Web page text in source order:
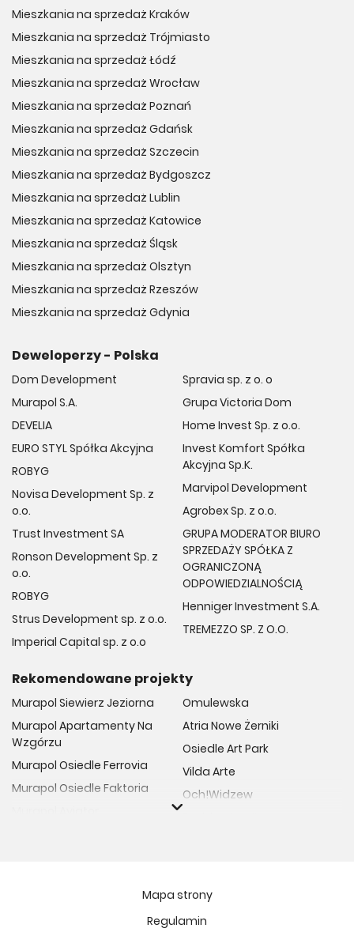
Mieszkania na sprzedaż Kraków
Mieszkania na sprzedaż Trójmiasto
Mieszkania na sprzedaż Łódź
Mieszkania na sprzedaż Wrocław
Mieszkania na sprzedaż Poznań
Mieszkania na sprzedaż Gdańsk
Mieszkania na sprzedaż Szczecin
Mieszkania na sprzedaż Bydgoszcz
Mieszkania na sprzedaż Lublin
Mieszkania na sprzedaż Katowice
Mieszkania na sprzedaż Śląsk
Mieszkania na sprzedaż Olsztyn
Mieszkania na sprzedaż Rzeszów
Mieszkania na sprzedaż Gdynia
Deweloperzy - Polska
Dom Development
Murapol S.A.
DEVELIA
EURO STYL Spółka Akcyjna
ROBYG
Novisa Development Sp. z
o.o.
Trust Investment SA
Ronson Development Sp. z
o.o.
ROBYG
Strus Development sp. z o.o.
Imperial Capital sp. z o.o
Spravia sp. z o. o
Grupa Victoria Dom
Home Invest Sp. z o.o.
Invest Komfort Spółka
Akcyjna Sp.K.
Marvipol Development
Agrobex Sp. z o.o.
GRUPA MODERATOR BIURO
SPRZEDAŻY SPÓŁKA Z
OGRANICZONĄ
ODPOWIEDZIALNOŚCIĄ
Henniger Investment S.A.
TREMEZZO SP. Z O.O.
Rekomendowane projekty
Murapol Siewierz Jeziorna
Murapol Apartamenty Na
Wzgórzu
Murapol Osiedle Ferrovia
Murapol Osiedle Faktoria
Murapol Osiedle Szafirove
Omulewska
Atria Nowe Żerniki
Osiedle Art Park
Vilda Arte
Och!Widzew
Mapa strony
Regulamin